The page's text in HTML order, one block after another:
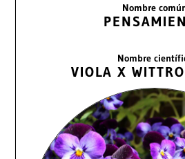
Nombre
Nombre
VIOLA X